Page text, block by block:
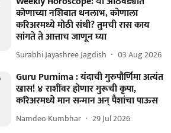
कोणाच्या नशिबात धनलाभ, कोणाला
करिअरमध्ये मोठी संधी? तुमची रास काय
सांगते ते आत्ताच जाणून घ्या
Surabhi Jayashree Jagdish 03 Aug 2026
Guru Purnima : यंदाची गुरुपौर्णिमा अत्यंत
खास! ४ राशींवर होणार गुरूची कृपा,
करिअरमध्ये मान सन्मान अन् पैशांचा पाऊस
Namdeo Kumbhar 29 Jul 2026